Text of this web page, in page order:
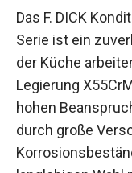
Das F. DICK
Serie ist ein
der Küche
Legierung
hohen
durch große